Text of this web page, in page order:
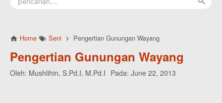
Home Seni Pengertian Gunungan Wayang
Pengertian Gunungan Wayang
Oleh: Mushlihin, S.Pd.I, M.Pd.I Pada: June 22, 2013